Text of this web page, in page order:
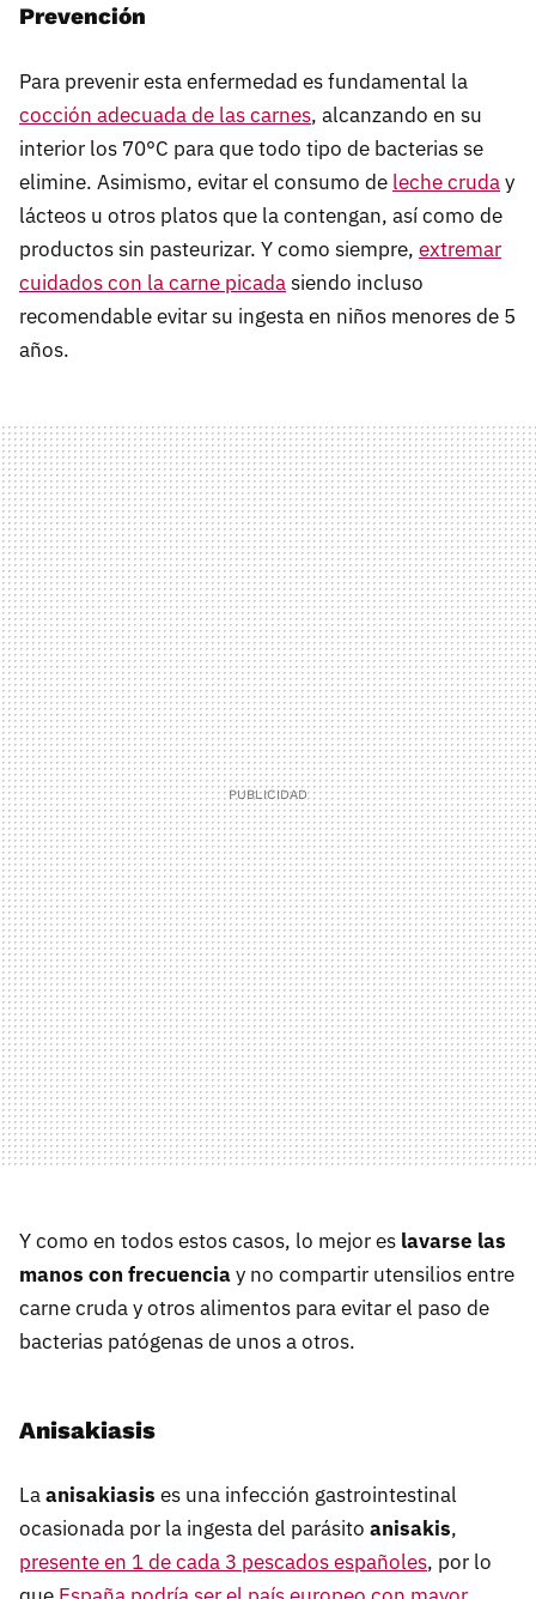
Prevención
Para prevenir esta enfermedad es fundamental la
cocción adecuada de las carnes, alcanzando en su
interior los 70°C para que todo tipo de bacterias se
elimine. Asimismo, evitar el consumo de leche cruday
lácteos u otros platos que la contengan, así como de
productos sin pasteurizar. Y como siempre, extremar
cuidados con la carne picadasiendo incluso
recomendable evitar su ingesta en niños menores de 5
años.
Y como en todos estos casos, lo mejor es lavarse las
manos con frecuenciay no compartir utensilios entre
carne cruda y otros alimentos para evitar el paso de
bacterias patógenas de unos a otros.
Anisakiasis
Laanisakiasis es una infección gastrointestinal
ocasionada por la ingesta del parásito anisakis,
presente en 1 de cada 3 pescados españoles, por lo